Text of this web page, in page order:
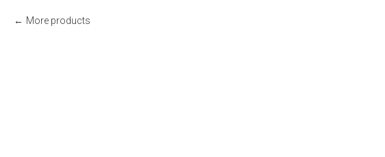
More products